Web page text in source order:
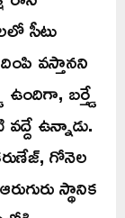
సీటు
వస్తానని
ఉందిగా, బర్త్డే
ఉన్నాడు.
గోనెల
స్థానిక